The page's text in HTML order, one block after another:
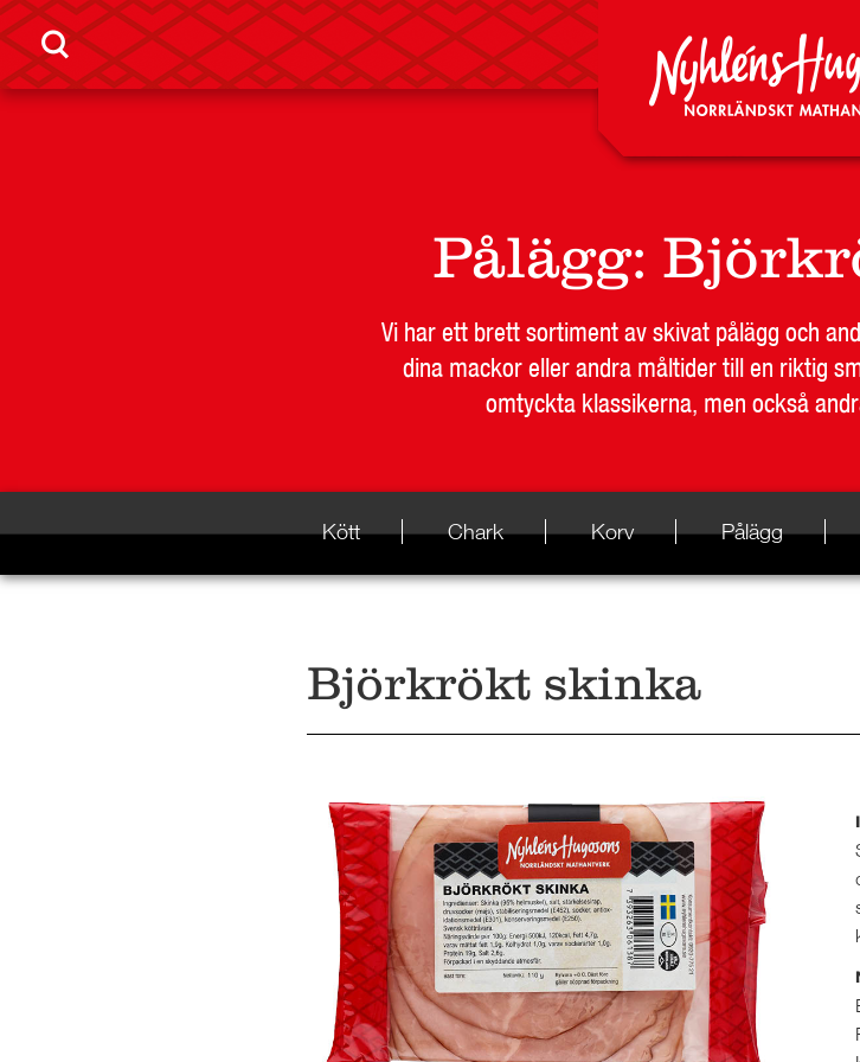
RESTAURANG OCH
Pålägg:
Vi har ett brett sortiment av skivat pålägg och
dina mackor eller andra måltider till en riktig
omtyckta klassikerna, men också
Kött Chark Korv Pålägg
Björkrökt skinka